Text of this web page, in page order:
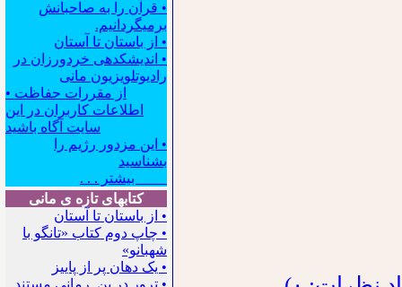
• قرآن را به صاحبانش
برمیگردانیم.
• از باستان تا آستان
• اندیشکده‍ی خردورزان در
رادیوتلویزیون مانی
• از مقررات حفاظت
اطلاعات کاربران در این
سایت آگاه باشید
• این مزدور رژیم را
بشناسید
بیشتر . . .
کتابهای تازه ی مانی
• از باستان تا آستان
• چاپ دوم کتاب «تانگو با
شهبانو»
• یک دهان پر از پاییز
• ترور در بن. رمانی مستند